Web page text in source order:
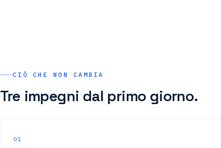
CIÒ CHE NON CAMBIA
Tre impegni dal primo giorno.
01